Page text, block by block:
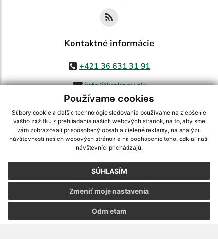
Používame cookies
Súbory cookie a ďalšie technológie sledovania používame na zlepšenie
vášho zážitku z prehliadania našich webových stránok, na to, aby sme
vám zobrazovali prispôsobený obsah a cielené reklamy, na analýzu
návštevnosti našich webových stránok a na pochopenie toho, odkiaľ naši
návštevníci prichádzajú.
SÚHLASÍM
Odmietam
Zmeniť moje nastavenia
Kontaktné informácie
+421 36 631 31 91
info@krskany.sk
využite možnosť získavania aktuálnych informácií s využitím RSS
CMS systém (redakčný) systém ECHELON 2,Mapa stránok,web portál
webex.digital, s.r.o.,domény,registrácia domény
Posledná aktualizácia:07.08.2026
Vytlačiť stránku|Vyhlásenie o prístupnosti